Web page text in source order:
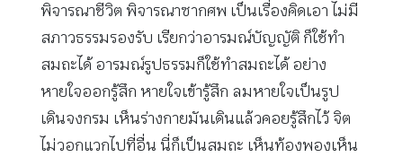
พิจารณาชีวิต พิจารณาซากศพ เป็นเรื่องคิดเอา ไม่มี
สภาวธรรมรองรับ เรียกว่าอารมณ์บัญญัติ ก็ใช้ทำ
สมถะได้ อารมณ์รูปธรรมก็ใช้ทำสมถะได้ อย่าง
หายใจออกรู้สึก หายใจเข้ารู้สึก ลมหายใจเป็นรูป
เดินจงกรม เห็นร่างกายมันเดินแล้วคอยรู้สึกไว้ จิต
ไม่วอกแวกไปที่อื่น นี่ก็เป็นสมถะ เห็นท้องพองเห็น